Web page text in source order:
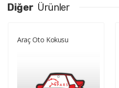
Diğer Ürünler
Araç Oto Kokusu